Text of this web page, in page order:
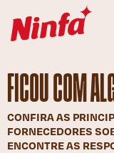
FICOU COM
CONFIRA AS
FORNECEDORES
ENCONTRE AS